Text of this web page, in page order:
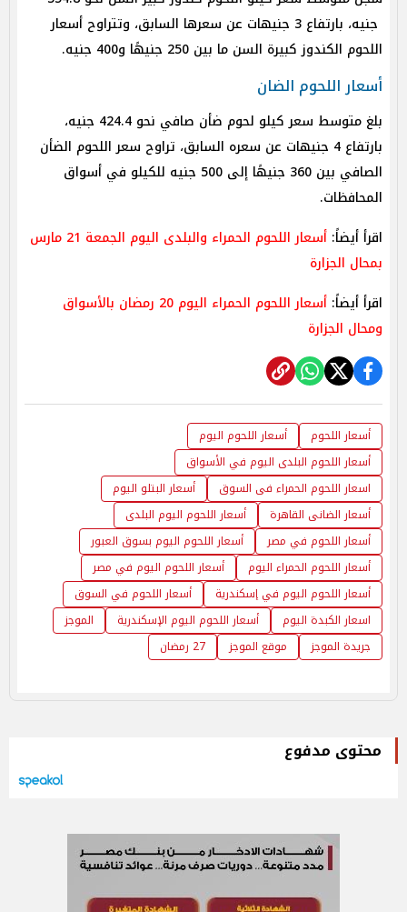
جنيه، بارتفاع 3 جنيهات عن سعرها السابق، وتتراوح أسعار
اللحوم الكندوز كبيرة السن ما بين 250 جنيهًا و400 جنيه.
أسعار اللحوم الضان
بلغ متوسط سعر كيلو لحوم ضأن صافي نحو 424.4 جنيه،
بارتفاع 4 جنيهات عن سعره السابق، تراوح سعر اللحوم الضأن
الصافي بين 360 جنيهًا إلى 500 جنيه للكيلو في أسواق
المحافظات.
اقرأ أيضاً:
أسعار اللحوم الحمراء والبلدى اليوم الجمعة 21 مارس
بمحال الجزارة
اقرأ أيضاً:
أسعار اللحوم الحمراء اليوم 20 رمضان بالأسواق
ومحال الجزارة
أسعار اللحوم
أسعار اللحوم اليوم
أسعار اللحوم البلدى اليوم في الأسواق
اسعار اللحوم الحمراء فى السوق
أسعار البتلو اليوم
أسعار الضانى القاهرة
أسعار اللحوم اليوم البلدى
أسعار اللحوم في مصر
أسعار اللحوم اليوم بسوق العبور
أسعار اللحوم الحمراء اليوم
أسعار اللحوم اليوم في مصر
أسعار اللحوم اليوم في إسكندرية
أسعار اللحوم في السوق
اسعار الكبدة اليوم
أسعار اللحوم اليوم الإسكندرية
الموجز
جريدة الموجز
موقع الموجز 27 رمضان
محتوى مدفوع